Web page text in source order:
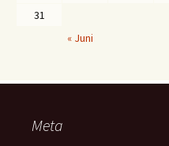
31
« Juni
Meta